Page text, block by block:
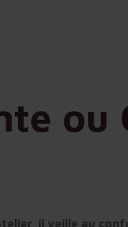
ou
il veille au